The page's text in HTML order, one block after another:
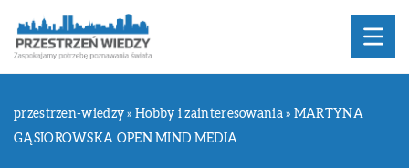
przestrzen-wiedzy »Hobby i zainteresowania» MARTYNA
GĄSIOROWSKA OPEN MIND MEDIA